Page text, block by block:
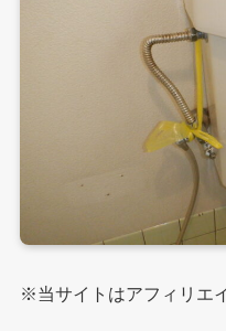
※当サイトはアフィリエ